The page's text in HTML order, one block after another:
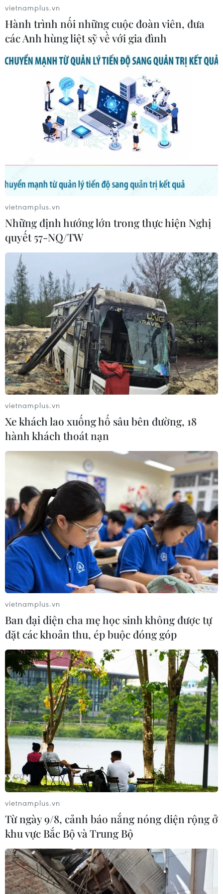
Thủ tướng chủ trì Phiên Đối thoại
Chiến lược Quốc gia Việt Nam-WEF
16/01/2024 13:48
Chiều 16/1, Thủ tướng chủ trì Phiên Đối thoại Chiến lược
Quốc gia Việt Nam-WEF về chủ đề: "Chân trời phát triển
mới: Thúc đẩy chuyển đổi, mở ra các động lực tăng
trưởng mới tại Việt Nam."
vietnamplus.vn
Hành trình nối những cuộc đoàn viên, đưa
các Anh hùng liệt sỹ về với gia đình
vietnamplus.vn
Những định hướng lớn trong thực hiện Nghị
quyết 57-NQ/TW
vietnamplus.vn
Xe khách lao xuống hố sâu bên đường, 18
hành khách thoát nạn
vietnamplus.vn
Ban đại diện cha mẹ học sinh không được tự
đặt các khoản thu, ép buộc đóng góp
vietnamplus.vn
Từ ngày 9/8, cảnh báo nắng nóng diện rộng ở
khu vực Bắc Bộ và Trung Bộ